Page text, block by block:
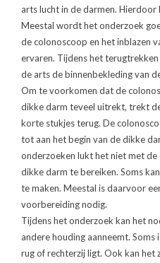
arts lucht in de darmen.
Meestal wordt het onderzoek
de colonoscoop en het inblazen
ervaren. Tijdens het
de arts de binnenbekleding van
Om te voorkomen dat de
dikke darm teveel uitrekt, trekt
korte stukjes terug. De
tot aan het begin van de dikke
onderzoeken lukt het niet met
dikke darm te bereiken. Soms
te maken. Meestal is daarvoor
voorbereiding nodig.
Tijdens het onderzoek kan het
andere houding aanneemt.
rug of rechterzij ligt. Ook kan het